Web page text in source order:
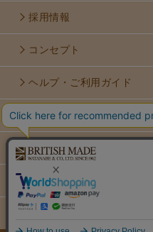
採用情報
コンセプト
ヘルプ・ご利用ガイド
お問い合せ
利用規約
個人情報保護方針
特定商取引法に基づく表示